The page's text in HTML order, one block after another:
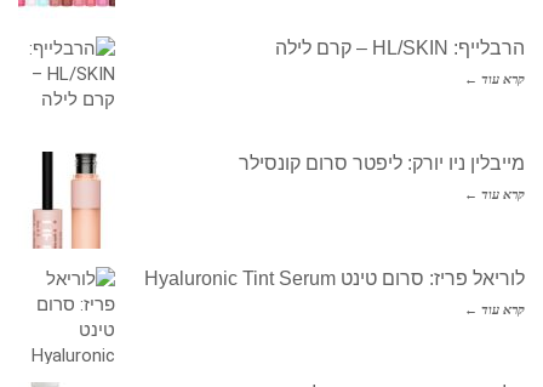
הרבלייף: HL/SKIN – קרם לילה
קרא עוד ←
מייבלין ניו יורק: ליפטר סרום קונסילר
קרא עוד ←
לוריאל פריז: סרום טינט Hyaluronic Tint Serum
קרא עוד ←